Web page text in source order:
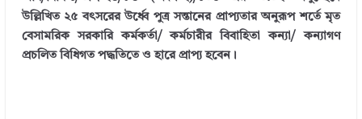
n
o
k
উল্লিখিত ২৫ বৎসরের উর্ধ্বে পুত্র সন্তানের প্রাপ্যতার অনুরূপ শর্তে মৃত
বেসামরিক সরকারি কর্মকর্তা/ কর্মচারীর বিবাহিতা কন্যা/ কন্যাগণ
প্রচলিত বিধিগত পদ্ধতিতে ও হারে প্রাপ্য হবেন।